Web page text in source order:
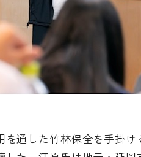
通した竹林保全を手掛